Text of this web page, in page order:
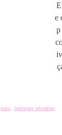
e
p
,breloques relooking